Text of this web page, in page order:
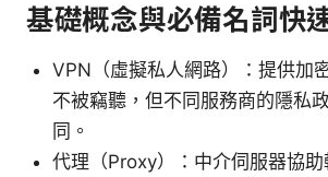
基礎概念與必備名詞快
VPN（虛擬私人網路）：提供加
不被竊聽，但不同服務商的隱私
同。
代理（Proxy）：中介伺服器協